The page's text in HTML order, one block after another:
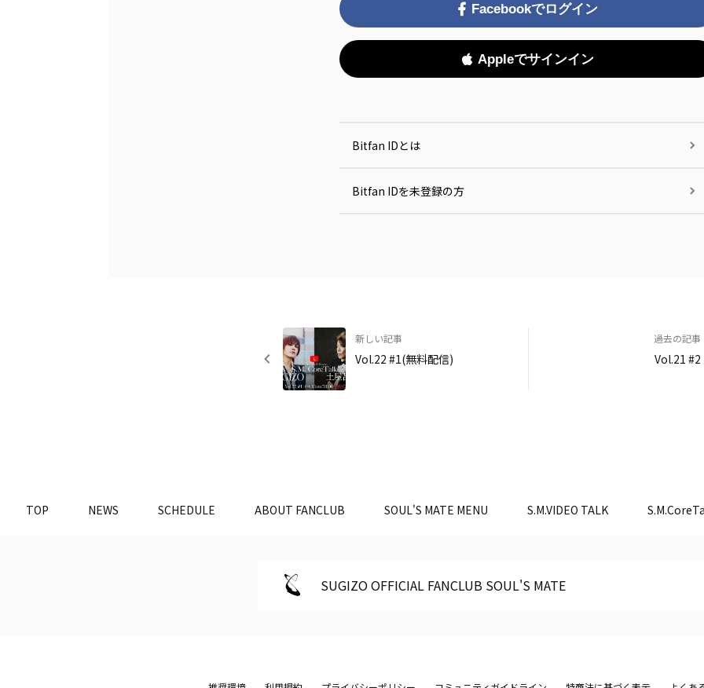
Facebookでログイン
Appleでサインイン
Bitfan IDとは
Bitfan IDを未登録の方
新しい記事
Vol.22 #1(無料配信)
過去の記事
Vol.21 #2
TOP NEWS SCHEDULE ABOUT FANCLUB SOUL'S MATE MENU S.M.VIDEO TALK
SUGIZO OFFICIAL FANCLUB SOUL'S MATE